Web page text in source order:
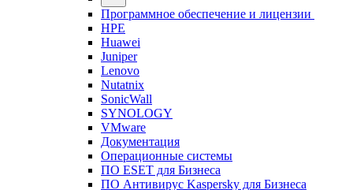
Программное обеспечение и лицензии
HPE
Huawei
Juniper
Lenovo
Nutatnix
SonicWall
SYNOLOGY
VMware
Документация
Операционные системы
ПО ESET для Бизнеса
ПО Антивирус Kaspersky для Бизнеса